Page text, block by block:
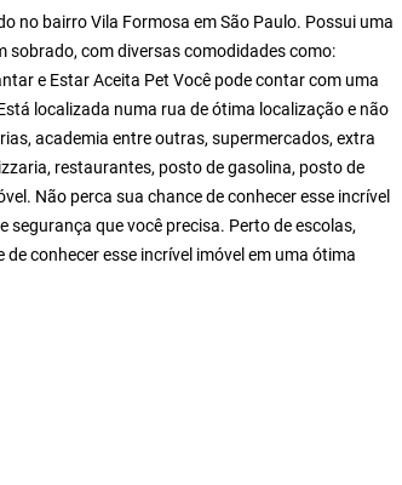
no bairro Vila Formosa em São Paulo. Possui uma
sobrado, com diversas comodidades como:
e Estar Aceita Pet Você pode contar com uma
localizada numa rua de ótima localização e não
academia entre outras, supermercados, extra
restaurantes, posto de gasolina, posto de
Não perca sua chance de conhecer esse incrível
que você precisa. Perto de escolas,
conhecer esse incrível imóvel em uma ótima